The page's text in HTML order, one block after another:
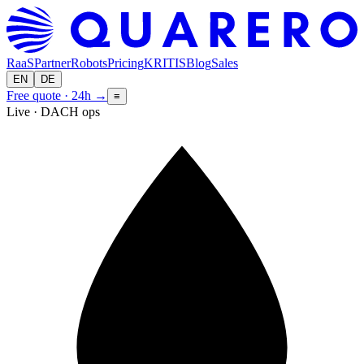
RaaSPartnerRobotsPricingKRITISBlogSales
EN DE
Free quote · 24h → ≡
Live · DACH ops